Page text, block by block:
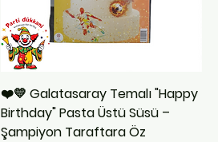
❤️💛 Galatasaray Temalı "Happy
Birthday" Pasta Üstü Süsü –
Şampiyon Taraftara Öz